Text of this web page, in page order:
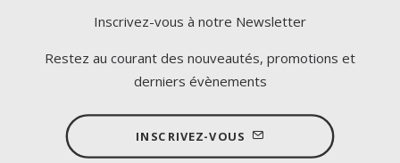
Inscrivez-vous à notre Newsletter
Restez au courant des nouveautés, promotions et
derniers évènements
INSCRIVEZ-VOUS